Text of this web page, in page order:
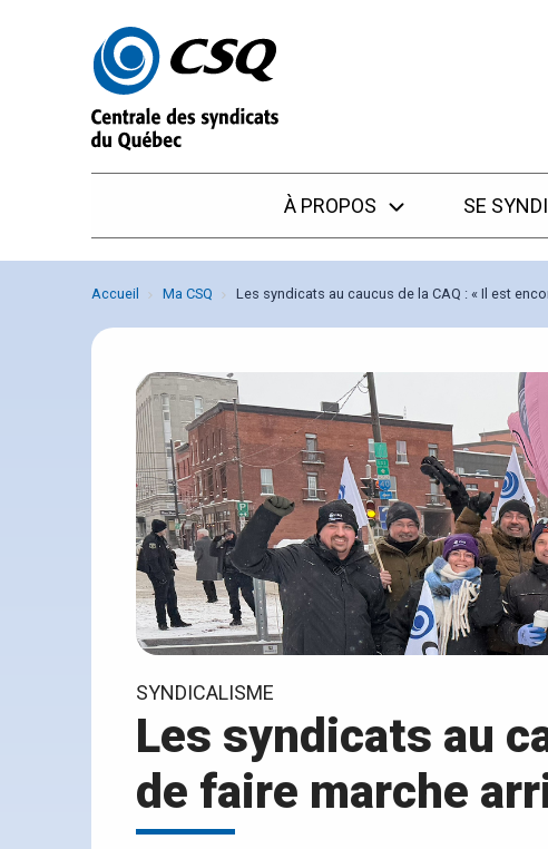
À PROPOS SE
Accueil Ma CSQ Les syndicats au caucus de la CAQ : « Il est
SYNDICALISME
Les syndicats au
de faire marche